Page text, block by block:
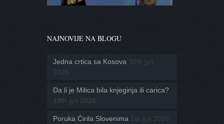
NAJNOVIJE NA BLOGU
Jedna crtica sa Kosova 30th јул
2026
Da li je Milica bila knjeginja ili carica?
18th јул 2026
Poruka Ćirila Slovenima 1st јул 2026